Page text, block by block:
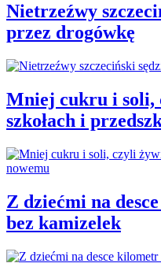
Nietrzeźwy
przez drogówkę
Mniej cukru i soli,
szkołach i
Z dziećmi na
bez kamizelek